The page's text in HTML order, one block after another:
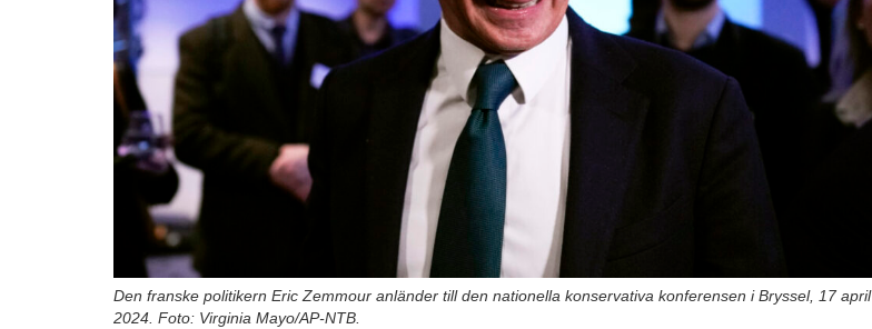
Den franske politikern Eric Zemmour anländer till den nationella konservativa konferensen i Bryssel, 17 april
2024. Foto: Virginia Mayo/AP-NTB.